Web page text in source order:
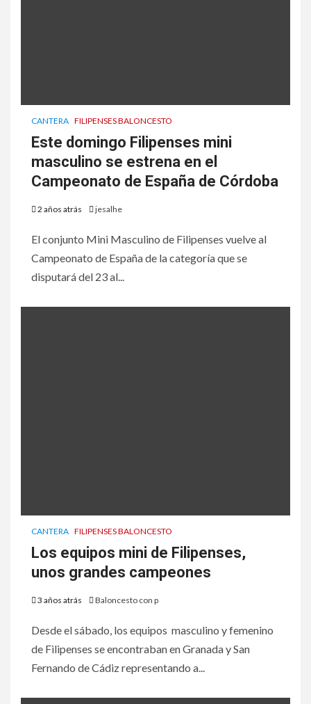
CANTERA FILIPENSES BALONCESTO
Este domingo Filipenses mini
masculino se estrena en el
Campeonato de España de Córdoba
2 años atrás jesalhe
El conjunto Mini Masculino de Filipenses vuelve al
Campeonato de España de la categoría que se
disputará del 23 al...
CANTERA FILIPENSES BALONCESTO
Los equipos mini de Filipenses,
unos grandes campeones
3 años atrás Baloncesto con p
Desde el sábado, los equipos masculino y femenino
de Filipenses se encontraban en Granada y San
Fernando de Cádiz representando a...